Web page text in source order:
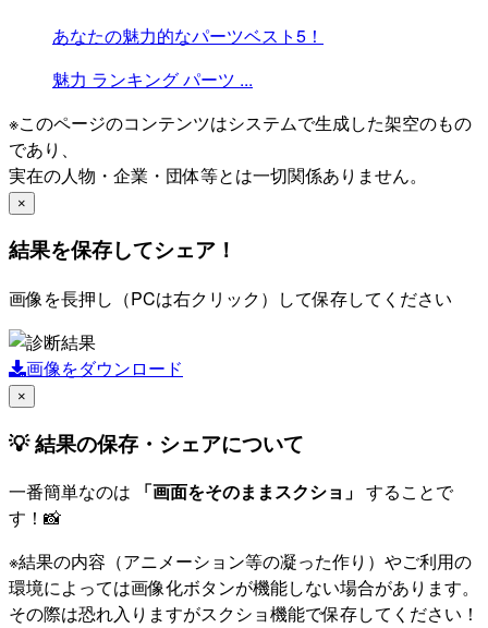
あなたの魅力的なパーツベスト5！
魅力 ランキングパーツ ...
※このページのコンテンツはシステムで生成した架空のもの
であり、
実在の人物・企業・団体等とは一切関係ありません。
×
結果を保存してシェア！
画像を長押し（PCは右クリック）して保存してください
画像をダウンロード
×
💡 結果の保存・シェアについて
一番簡単なのは 「画面をそのままスクショ」 することで
す！📸
※結果の内容（アニメーション等の凝った作り）やご利用の
環境によっては画像化ボタンが機能しない場合があります。
その際は恐れ入りますがスクショ機能で保存してください！